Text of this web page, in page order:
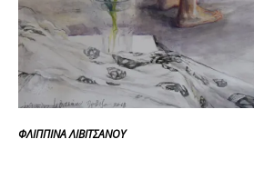
ΦΛΙΠΠΙΝΑ ΛΙΒΙΤΣΑΝΟΥ